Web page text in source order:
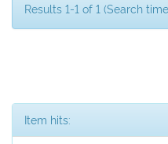
Results 1-1 of 1 (Search
Item hits: